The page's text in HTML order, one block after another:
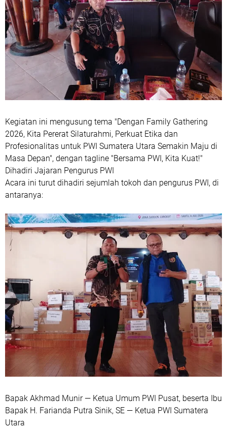
Kegiatan ini mengusung tema "Dengan Family Gathering
2026, Kita Pererat Silaturahmi, Perkuat Etika dan
Profesionalitas untuk PWI Sumatera Utara Semakin Maju di
Masa Depan", dengan tagline "Bersama PWI, Kita Kuat!"
Dihadiri Jajaran Pengurus PWI
Acara ini turut dihadiri sejumlah tokoh dan pengurus PWI, di
antaranya:
Bapak Akhmad Munir — Ketua Umum PWI Pusat, beserta Ibu
Bapak H. Farianda Putra Sinik, SE — Ketua PWI Sumatera
Utara